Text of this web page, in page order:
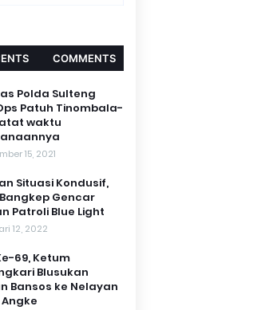
COMMENTS
Polda Sulteng
Patuh Tinombala-
waktu
15, 2021
Situasi Kondusif,
Gencar
Patroli Blue Light
12, 2022
69, Ketum
Blusukan
Bansos ke Nelayan